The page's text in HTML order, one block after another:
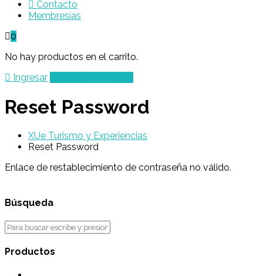
Contacto
Membresías
0
No hay productos en el carrito.
Ingresar
Reset Password
XUe Turismo y Experiencias
Reset Password
Enlace de restablecimiento de contraseña no válido.
Búsqueda
Productos